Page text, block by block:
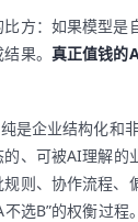
方：如果模型是
果。 真正值钱的
是企业结构化和
、可被AI理解的
则、协作流程、
选B”的权衡过程。